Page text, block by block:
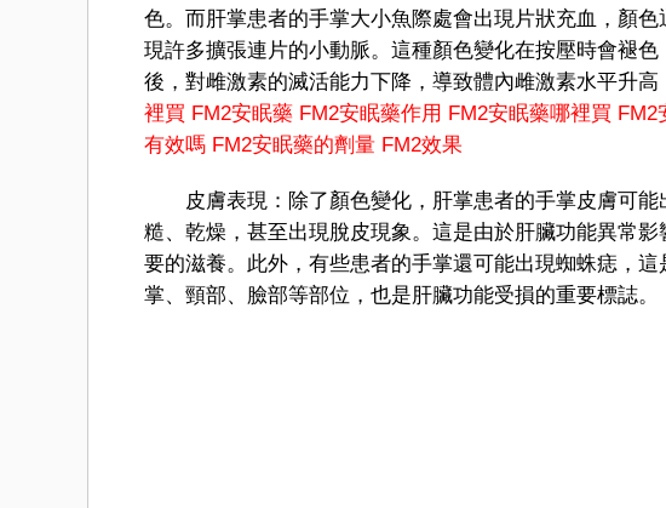
色。而肝掌患者的手掌大小魚際處會出現片狀充血，顏
現許多擴張連片的小動脈。這種顏色變化在按壓時會褪
後，對雌激素的滅活能力下降，導致體內雌激素水平升高
裡買 FM2安眠藥 FM2安眠藥作用 FM2安眠藥哪裡買 FM2
有效嗎 FM2安眠藥的劑量 FM2效果
皮膚表現：除了顏色變化，肝掌患者的手掌皮膚可能
糙、乾燥，甚至出現脫皮現象。這是由於肝臟功能異常
要的滋養。此外，有些患者的手掌還可能出現蜘蛛痣，
掌、頸部、臉部等部位，也是肝臟功能受損的重要標誌。